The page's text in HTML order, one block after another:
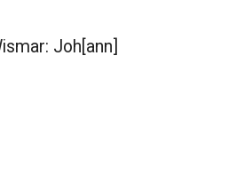
Joh[ann]